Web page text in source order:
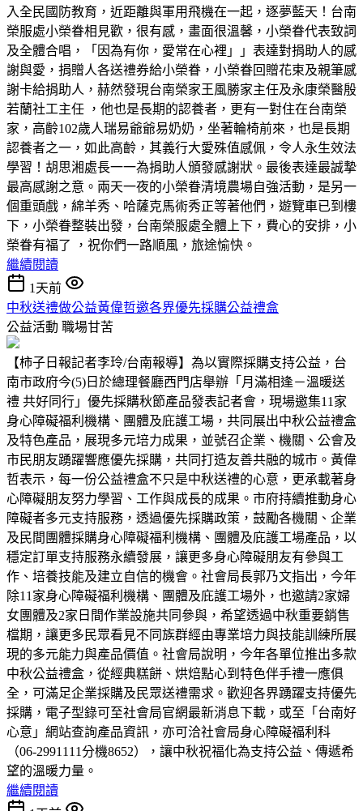
入全民國防教育，近距離與軍用飛機在一起，逐夢藍天！台南
榮服處小榮眷相見歡，很有感，畫面很溫馨，小榮眷代表致詞
及全體合唱，「因為有你，愛常在心裡」」表達對捐助人的感
謝與愛，捐贈人各送禮券給小榮眷，小榮眷回贈花束及親筆感
謝卡給捐助人，赫然發現台南榮家王風勝家主任及永康榮醫殷
若蘭社工主任 ，他也是長期的認養者，更有一對住在台南榮
家，高齡102歲人瑞易爺爺易奶奶，坐著輪椅前來，也是長期
認養者之一，如此高齡，其義行大愛殊值感佩，令人永生效法
學習！胡思湘處長一一為捐助人頒發感謝狀。最後表達最誠摯
最高感謝之意。兩天一夜的小榮眷清境農場自強活動，是另一
個重頭戲，綿羊秀、哈薩克馬術秀正等著他們，遊覽車已到樓
下，小榮眷整裝出發，台南榮服處全體上下，費心的安排，小
榮眷有福了 ，祝你們一路順風，旅途愉快。
繼續閱讀
1天前
中秋送禮做公益黃偉哲邀各界優先採購公益禮盒
公益活動 職場甘苦
【柿子日報記者李玲/台南報導】為以實際採購支持公益，台
南市政府今(5)日於總理餐廳西門店舉辦「月滿相逢－溫暖送
禮 共好同行」優先採購秋節產品發表記者會，現場邀集11家
身心障礙福利機構、團體及庇護工場，共同展出中秋公益禮盒
及特色產品，展現多元培力成果，並號召企業、機關、公會及
市民朋友踴躍響應優先採購，共同打造友善共融的城市。黃偉
哲表示，每一份公益禮盒不只是中秋送禮的心意，更承載著身
心障礙朋友努力學習、工作與成長的成果。市府持續推動身心
障礙者多元支持服務，透過優先採購政策，鼓勵各機關、企業
及民間團體採購身心障礙福利機構、團體及庇護工場產品，以
穩定訂單支持服務永續發展，讓更多身心障礙朋友有參與工
作、培養技能及建立自信的機會。社會局長郭乃文指出，今年
除11家身心障礙福利機構、團體及庇護工場外，也邀請2家婦
女團體及2家日間作業設施共同參與，希望透過中秋重要銷售
檔期，讓更多民眾看見不同族群經由專業培力與技能訓練所展
現的多元能力與產品價值。社會局說明，今年各單位推出多款
中秋公益禮盒，從經典糕餅、烘焙點心到特色伴手禮一應俱
全，可滿足企業採購及民眾送禮需求。歡迎各界踴躍支持優先
採購，電子型錄可至社會局官網最新消息下載，或至「台南好
心意」網站查詢產品資訊，亦可洽社會局身心障礙福利科
（06-2991111分機8652），讓中秋祝福化為支持公益、傳遞希
望的溫暖力量。
繼續閱讀